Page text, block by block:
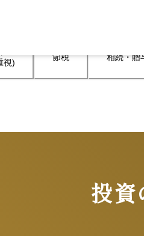
視)
節税 相続・贈
投資